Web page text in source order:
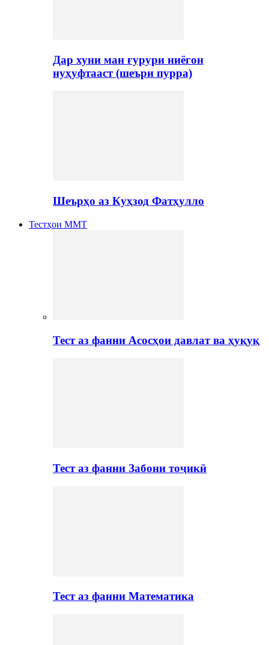
Дар хуни ман ғурури ниёгон
нуҳуфтааст (шеъри пурра)
Шеърҳо аз Куҳзод Фатҳулло
Тестҳои ММТ
Тест аз фанни Асосҳои давлат ва ҳуқуқ
Тест аз фанни Забони тоҷикӣ
Тест аз фанни Математика